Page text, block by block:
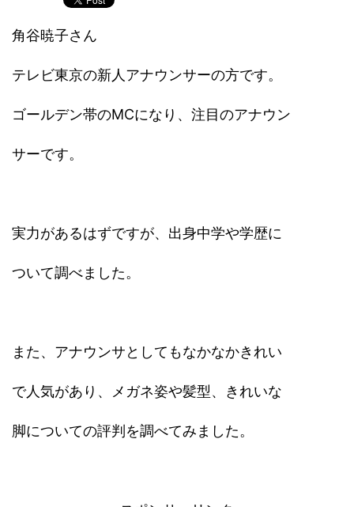
角谷暁子さん
テレビ東京の新人アナウンサーの方です。
ゴールデン帯のMCになり、注目のアナウン
サーです。
実力があるはずですが、出身中学や学歴に
ついて調べました。
また、アナウンサとしてもなかなかきれい
で人気があり、メガネ姿や髪型、きれいな
脚についての評判を調べてみました。